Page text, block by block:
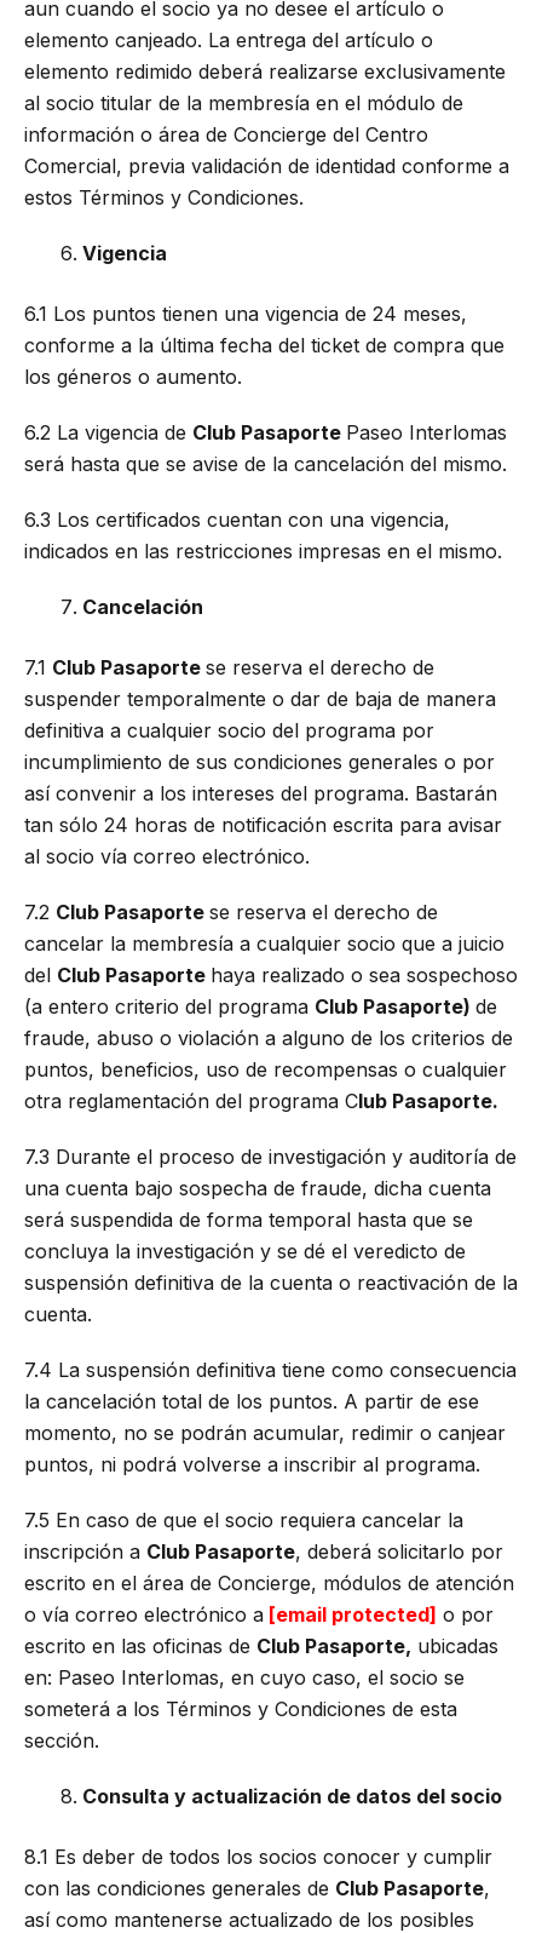
aun cuando el socio ya no desee el artículo o
elemento canjeado. La entrega del artículo o
elemento redimido deberá realizarse exclusivamente
al socio titular de la membresía en el módulo de
información o área de Concierge del Centro
Comercial, previa validación de identidad conforme a
estos Términos y Condiciones.
Vigencia
6.1 Los puntos tienen una vigencia de 24 meses,
conforme a la última fecha del ticket de compra que
los géneros o aumento.
6.2 La vigencia de Club Pasaporte Paseo Interlomas
será hasta que se avise de la cancelación del mismo.
6.3 Los certificados cuentan con una vigencia,
indicados en las restricciones impresas en el mismo.
Cancelación
7.1 Club Pasaporte se reserva el derecho de
suspender temporalmente o dar de baja de manera
definitiva a cualquier socio del programa por
incumplimiento de sus condiciones generales o por
así convenir a los intereses del programa. Bastarán
tan sólo 24 horas de notificación escrita para avisar
al socio vía correo electrónico.
7.2 Club Pasaporte se reserva el derecho de
cancelar la membresía a cualquier socio que a juicio
del Club Pasaporte haya realizado o sea sospechoso
(a entero criterio del programa Club Pasaporte) de
fraude, abuso o violación a alguno de los criterios de
puntos, beneficios, uso de recompensas o cualquier
otra reglamentación del programa Club Pasaporte.
7.3 Durante el proceso de investigación y auditoría de
una cuenta bajo sospecha de fraude, dicha cuenta
será suspendida de forma temporal hasta que se
concluya la investigación y se dé el veredicto de
suspensión definitiva de la cuenta o reactivación de la
cuenta.
7.4 La suspensión definitiva tiene como consecuencia
la cancelación total de los puntos. A partir de ese
momento, no se podrán acumular, redimir o canjear
puntos, ni podrá volverse a inscribir al programa.
7.5 En caso de que el socio requiera cancelar la
inscripción a Club Pasaporte, deberá solicitarlo por
escrito en el área de Concierge, módulos de atención
o vía correo electrónico a [email protected] o por
escrito en las oficinas de Club Pasaporte, ubicadas
en: Paseo Interlomas, en cuyo caso, el socio se
someterá a los Términos y Condiciones de esta
sección.
Consulta y actualización de datos del socio
8.1 Es deber de todos los socios conocer y cumplir
con las condiciones generales de Club Pasaporte,
así como mantenerse actualizado de los posibles